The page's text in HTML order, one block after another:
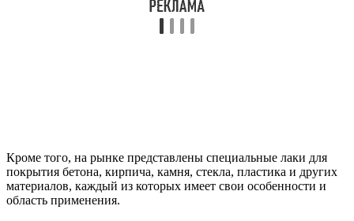
Кроме того, на рынке представлены специальные лаки для
покрытия бетона, кирпича, камня, стекла, пластика и других
материалов, каждый из которых имеет свои особенности и
область применения.